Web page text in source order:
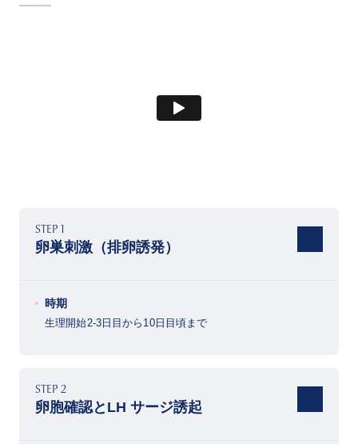
STEP 1
卵巣刺激（排卵誘発）
時期
生理開始2-3日目から10日目頃まで
STEP 2
卵胞確認とLH サージ誘起